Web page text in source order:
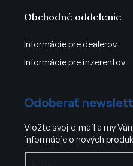
Obchodné oddelenie
Informácie pre dealerov
Informácie pre inzerentov
Odoberať
Vložte svoj e-mail a my
informácie o nových